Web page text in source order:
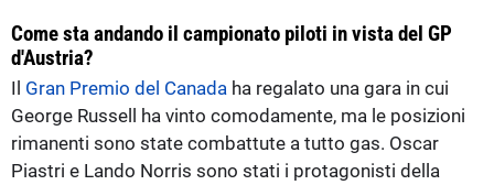
Come sta andando il campionato piloti in vista del GP
d'Austria?
Il Gran Premio del Canada ha regalato una gara in cui
George Russell ha vinto comodamente, ma le posizioni
rimanenti sono state combattute a tutto gas. Oscar
Piastri e Lando Norris sono stati i protagonisti della